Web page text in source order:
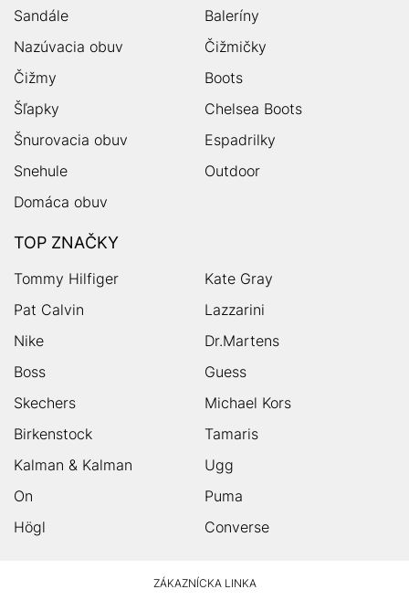
Sandále
Baleríny
Nazúvacia obuv
Čižmičky
Čižmy
Boots
Šľapky
Chelsea Boots
Šnurovacia obuv
Espadrilky
Snehule
Outdoor
Domáca obuv
TOP ZNAČKY
Tommy Hilfiger
Kate Gray
Pat Calvin
Lazzarini
Nike
Dr.Martens
Boss
Guess
Skechers
Michael Kors
Birkenstock
Tamaris
Kalman & Kalman
Ugg
On
Puma
Högl
Converse
ZÁKAZNÍCKA LINKA